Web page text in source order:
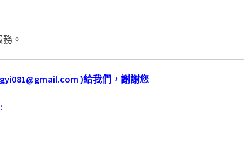
。
)給我們，謝謝您
: